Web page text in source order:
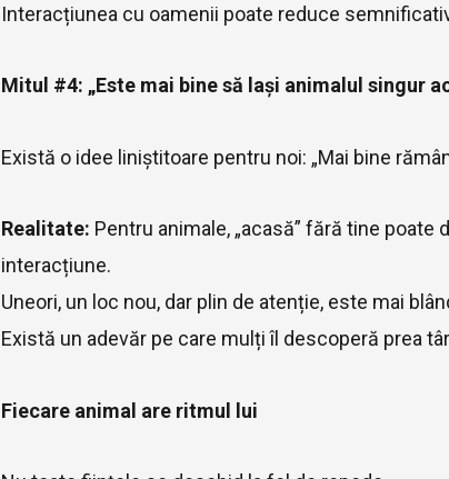
Interacțiunea cu oamenii poate reduce
Mitul #4: „Este mai bine să lași animalul singur
Există o idee liniștitoare pentru noi: „Mai bine
Realitate: Pentru animale, „acasă” fără tine poate
interacțiune.
Uneori, un loc nou, dar plin de atenție, este mai
Există un adevăr pe care mulți îl descoperă prea
Fiecare animal are ritmul lui